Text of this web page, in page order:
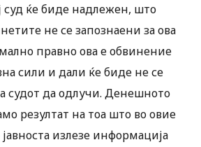
суд ќе биде надлежен, што
не се запознаени за ова
правно ова е обвинение
сили и дали ќе биде не се
судот да одлучи. Денешното
резултат на тоа што во овие
излезе информација